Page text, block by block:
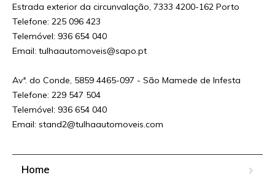
Estrada exterior da circunvalação, 7333 4200-162 Porto
Telefone: 225 096 423
Telemóvel: 936 654 040
Email: tulhaautomoveis@sapo.pt
Avª. do Conde, 5859 4465-097 - São Mamede de Infesta
Telefone: 229 547 504
Telemóvel: 936 654 040
Email: stand2@tulhaautomoveis.com
Home